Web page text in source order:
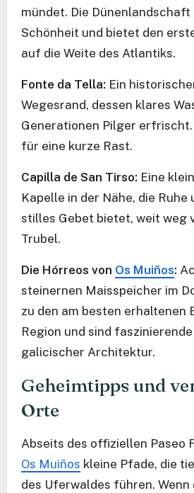
mündet. Die
Schönheit und bietet den
auf die Weite des Atlantiks.
Fonte da Tella: Ein
Wegesrand, dessen klares
Generationen Pilger
für eine kurze Rast.
Capilla de San Tirso: Eine
Kapelle in der Nähe, die Ruhe
stilles Gebet bietet, weit weg
Trubel.
Die Hórreos von Os Muiños:
steinernen Maisspeicher im
zu den am besten erhaltenen
Region und sind
galicischer Architektur.
Geheimtipps und
Orte
Abseits des offiziellen Paseo
Os Muiños kleine Pfade, die
des Uferwaldes führen.